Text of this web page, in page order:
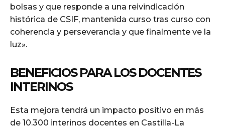
bolsas y que responde a una reivindicación
histórica de CSIF, mantenida curso tras curso con
coherencia y perseverancia y que finalmente ve la
luz».
BENEFICIOS PARA LOS DOCENTES
INTERINOS
Esta mejora tendrá un impacto positivo en más
de 10.300 interinos docentes en Castilla-La